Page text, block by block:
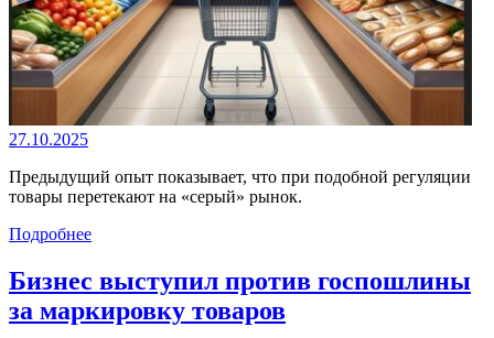
27.10.2025
Предыдущий опыт показывает, что при подобной регуляции
товары перетекают на «серый» рынок.
Подробнее
Бизнес выступил против госпошлины
за маркировку товаров